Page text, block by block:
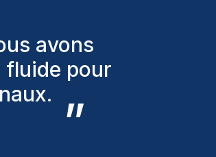
critères
recrutés
des